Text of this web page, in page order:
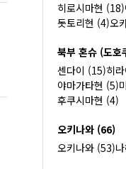
히로시마현 (18)
돗토리현 (4)오
북부 혼슈 (도호
센다이 (15)히
야마가타현 (5)
후쿠시마현 (4)
오키나와 (66)
오키나와 (53)